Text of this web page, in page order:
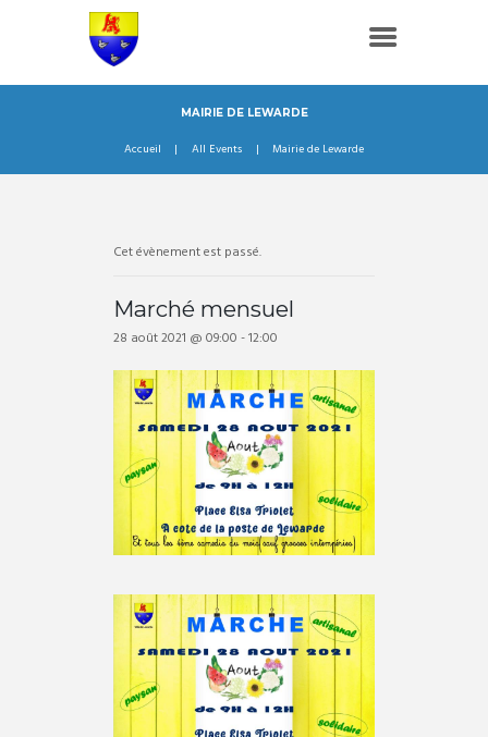
MAIRIE DE LEWARDE
Accueil All Events Mairie de Lewarde
Cet évènement est passé.
Marché mensuel
28 août 2021 @ 09:00 -12:00